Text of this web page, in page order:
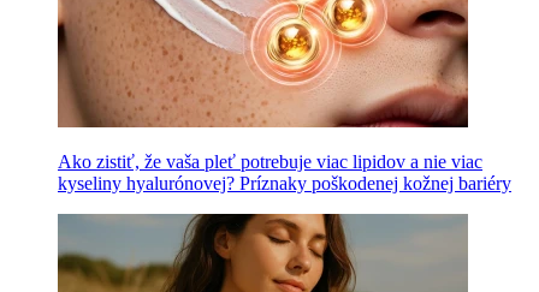
Ako zistiť, že vaša pleť potrebuje viac lipidov a nie viac
kyseliny hyalurónovej? Príznaky poškodenej kožnej bariéry